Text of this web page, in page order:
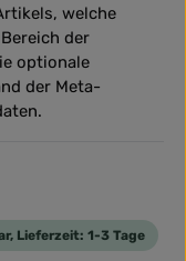
welche
der
optionale
der Meta-
Lieferzeit: 1-3 Tage